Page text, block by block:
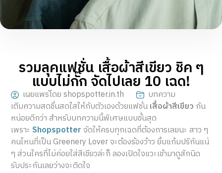
รวมลุคแฟชั่น เสื้อผ้าสีเขียว ชิค ๆ
แบบไม่กั๊ก จัดไปเลย 10 เฉด!
เผยแพร่โดย shopspotter.in.th
บทความ
เติมความสดชื่นสดใสให้กับตัวเองด้วยแฟชั่นเสื้อผ้าสีเขียว กัน
หน่อยดีกว่า สำหรับบทความนี้พิเศษแบบขั้นสุด
เพราะ Shopspotterจัดให้ครบทุกเฉดที่ต้องการเลยนะ สาว ๆ
คนไหนที่เป็น Greenery Lover จะต้องร้องว้าว ยิ้มแก้มปริกันแน่
ๆ ส่วนใครที่ไม่ค่อยใส่สีเขียวล่ะก็ ลองเปิดใจแวะเข้ามาดูสักนิด
รับประกันเลยว่างจะติดใจ